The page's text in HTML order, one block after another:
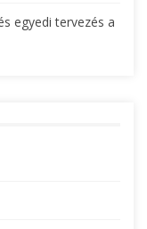
egyedi tervezés a